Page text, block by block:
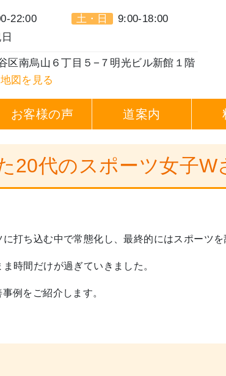
22:00 土・日
9:00-18:00
区南烏山６丁目５−７明光ビル新館１階
地図を見る
お客様の声 道案内
20代のスポーツ女子W
打ち込む中で常態化し、最終的にはスポーツを
時間だけが過ぎていきました。
例をご紹介します。